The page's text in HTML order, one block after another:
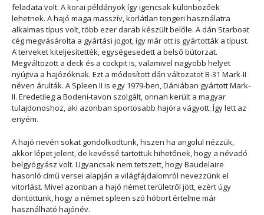
feladata volt. A korai példányok így igencsak különbözőek
lehetnek. A hajó maga masszív, korlátlan tengeri használatra
alkalmas típus volt, több ezer darab készült belőle. A dán Starboat
cég megvásárolta a gyártási jogot, így már ott is gyártották a típust.
A terveket kiteljesítették, egységesedett a belső bútorzat.
Megváltozott a deck és a cockpit is, valamivel nagyobb helyet
nyújtva a hajózóknak. Ezt a módosított dán változatot B-31 Mark-II
néven árulták. A Spleen II is egy 1979-ben, Dániában gyártott Mark-
II. Eredetileg a Bodeni-tavon szolgált, onnan került a magyar
tulajdonoshoz, aki azonban sportosabb hajóra vágyott. Így lett az
enyém.
A hajó nevén sokat gondolkodtunk, hiszen ha angolul nézzük,
akkor lépet jelent, de kevéssé tartottuk hihetőnek, hogy a névadó
belgyógyász volt. Ugyancsak nem tetszett, hogy Baudelaire
hasonló című versei alapján a világfájdalomról nevezzünk el
vitorlást. Mivel azonban a hajó német területről jött, ezért úgy
döntöttünk, hogy a német spleen szó hóbort értelme már
használható hajónév.